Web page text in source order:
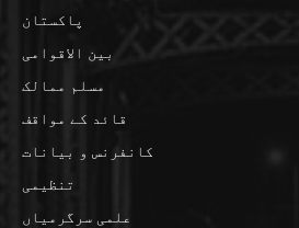
پاکستان
بین الاقوامی
مسلم ممالک
قائد کے مواقف
کانفرنس و بیانات
تنظیمی
علمی سرگرمیاں